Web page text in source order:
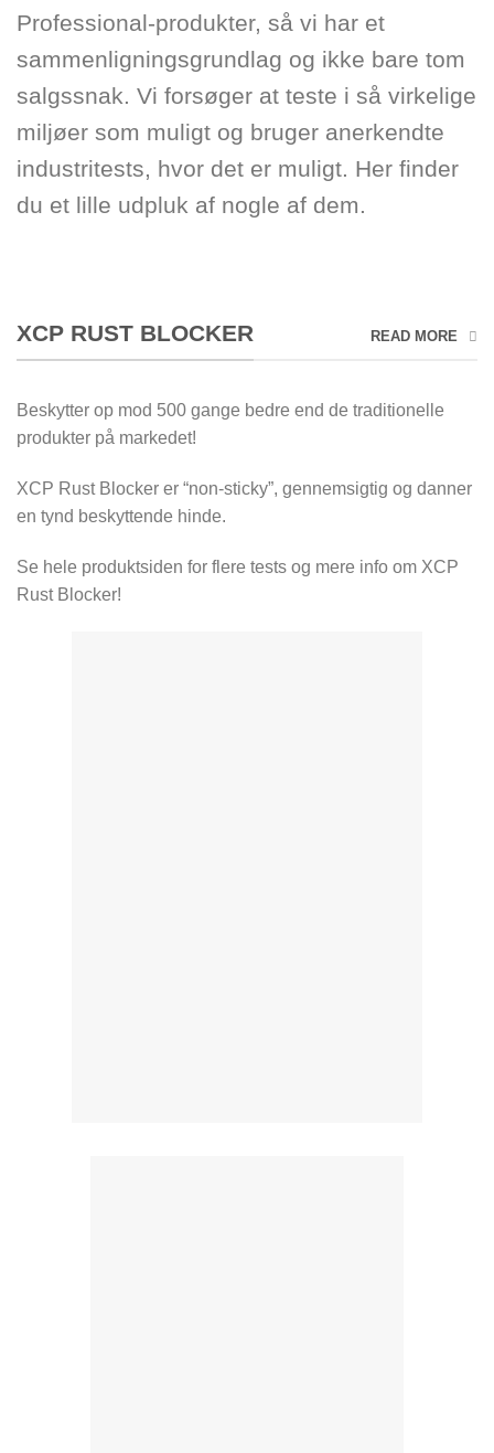
Professional-produkter, så vi har et
sammenligningsgrundlag og ikke bare tom
salgssnak. Vi forsøger at teste i så virkelige
miljøer som muligt og bruger anerkendte
industritests, hvor det er muligt. Her finder
du et lille udpluk af nogle af dem.
XCP RUST BLOCKER READ MORE
Beskytter op mod 500 gange bedre end de traditionelle
produkter på markedet!
XCP Rust Blocker er “non-sticky”, gennemsigtig og danner
en tynd beskyttende hinde.
Se hele produktsiden for flere tests og mere info om XCP
Rust Blocker!